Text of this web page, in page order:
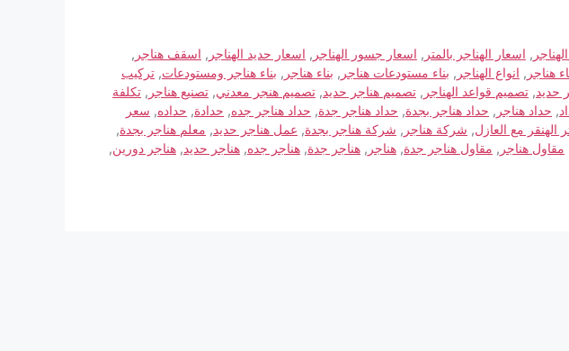
, اسعار الهناجر بالمتر , اسعار جسور الهناجر , اسعار حديد الهناجر , اسقف هناجر ,
هناجر , انواع الهناجر , بناء مستودعات هناجر , بناء هناجر , بناء هناجر ومستودعات, تركيب
حديد, تصميم قواعد الهناجر , تصميم هناجر حديد, تصميم هنجر معدني, تصنيع هناجر , تكلفة
, حداد هناجر , حداد هناجر بجدة, حداد هناجر جدة, حداد هناجر جده, حدادة, حداده, سعر
الهنقر مع العازل, شركة هناجر , شركة هناجر بجدة, عمل هناجر حديد, معلم هناجر بجدة,
مقاول هناجر , مقاول هناجر جدة, هناجر , هناجر جدة, هناجر جده, هناجر حديد, هناجر دورين,